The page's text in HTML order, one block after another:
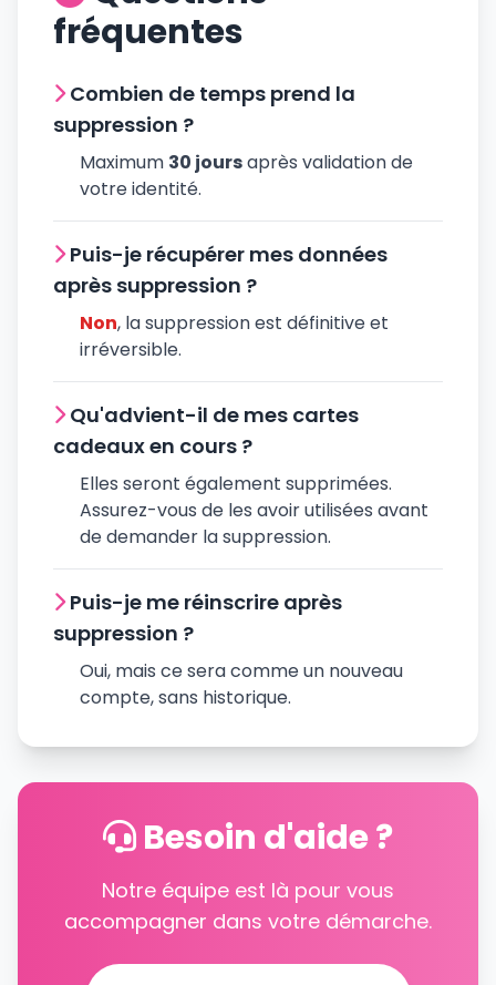
fréquentes
Combien de temps prend la
suppression ?
Maximum 30 joursaprès validation de
votre identité.
Puis-je récupérer mes données
après suppression ?
Non, la suppression est définitive et
irréversible.
Qu'advient-il de mes cartes
cadeaux en cours ?
Elles seront également supprimées.
Assurez-vous de les avoir utilisées avant
de demander la suppression.
Puis-je me réinscrire après
suppression ?
Oui, mais ce sera comme un nouveau
compte, sans historique.
Besoin d'aide ?
Notre équipe est là pour vous
accompagner dans votre démarche.